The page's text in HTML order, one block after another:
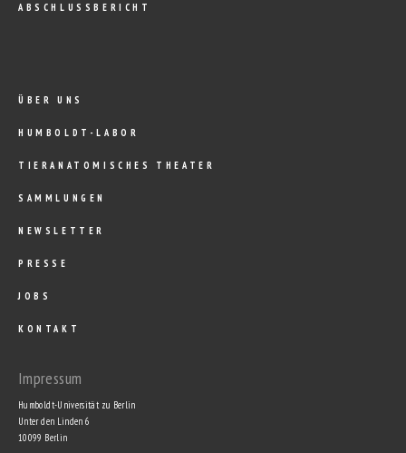
ABSCHLUSSBERICHT
ÜBER UNS
HUMBOLDT-LABOR
TIERANATOMISCHES THEATER
SAMMLUNGEN
NEWSLETTER
PRESSE
JOBS
KONTAKT
Impressum
Humboldt-Universität zu Berlin
Unter den Linden 6
10099 Berlin